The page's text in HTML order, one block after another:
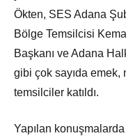
Ökten, SES Adana
Bölge Temsilcisi
Başkanı ve Adana
gibi çok sayıda
temsilciler katıldı.
Yapılan